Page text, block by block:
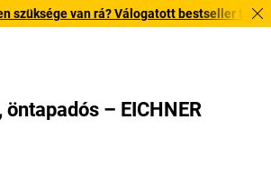
szüksége van rá? Válogatott bestseller
– EICHNER